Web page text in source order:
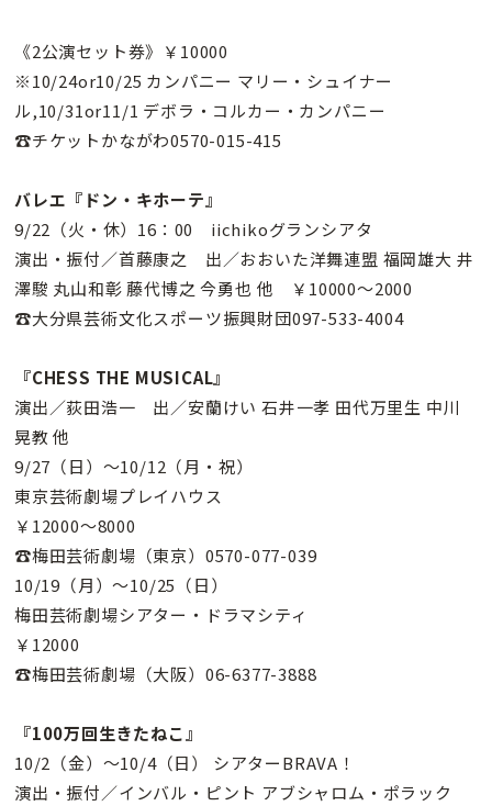
《2公演セット券》￥10000
※10/24or10/25 カンパニー マリー・シュイナー
ル,10/31or11/1 デボラ・コルカー・カンパニー
☎チケットかながわ0570-015-415
バレエ『ドン・キホーテ』
9/22（火・休）16：00 iichikoグランシアタ
演出・振付／首藤康之 出／おおいた洋舞連盟 福岡雄大 井
澤駿 丸山和彰 藤代博之 今勇也 他 ￥10000〜2000
☎大分県芸術文化スポーツ振興財団097-533-4004
『CHESS THE MUSICAL』
演出／荻田浩一 出／安蘭けい 石井一孝 田代万里生 中川
晃教 他
9/27（日）〜10/12（月・祝）
東京芸術劇場プレイハウス
￥12000〜8000
☎梅田芸術劇場（東京）0570-077-039
10/19（月）〜10/25（日）
梅田芸術劇場シアター・ドラマシティ
￥12000
☎梅田芸術劇場（大阪）06-6377-3888
『100万回生きたねこ』
10/2（金）〜10/4（日） シアターBRAVA！
演出・振付／インバル・ピント アブシャロム・ポラック